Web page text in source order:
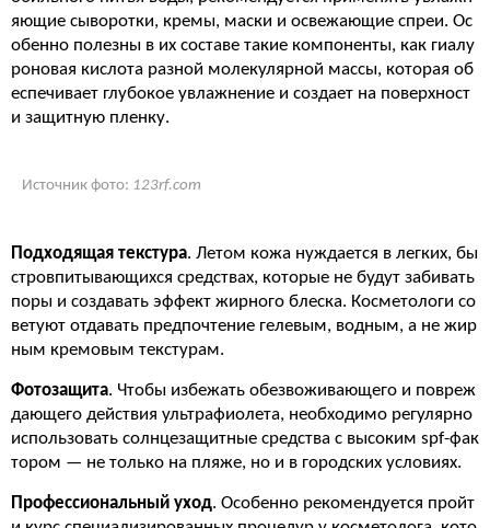
яющие сыворотки, кремы, маски и освежающие спреи. Ос
обенно полезны в их составе такие компоненты, как гиалу
роновая кислота разной молекулярной массы, которая об
еспечивает глубокое увлажнение и создает на поверхност
и защитную пленку.
Источник фото: 123rf.com
Подходящая текстура. Летом кожа нуждается в легких, бы
стровпитывающихся средствах, которые не будут забивать
поры и создавать эффект жирного блеска. Косметологи со
ветуют отдавать предпочтение гелевым, водным, а не жир
ным кремовым текстурам.
Фотозащита. Чтобы избежать обезвоживающего и повреж
дающего действия ультрафиолета, необходимо регулярно
использовать солнцезащитные средства с высоким spf-фак
тором — не только на пляже, но и в городских условиях.
Профессиональный уход. Особенно рекомендуется пройт